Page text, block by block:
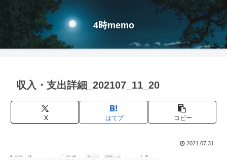
4時memo
収入・支出詳細_202107_11_20
X はてブ コピー
2021.07.31